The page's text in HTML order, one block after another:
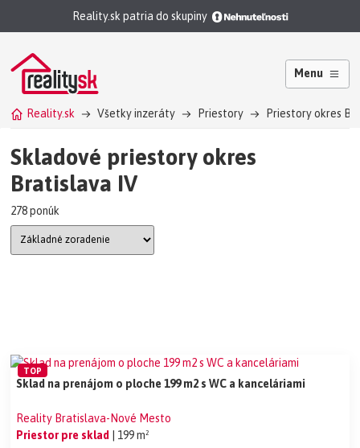
Reality.sk patria do skupiny
Menu
Reality.sk Všetky inzeráty Priestory Priestory okres
Skladové priestory okres
Bratislava IV
278 ponúk
Sklad na prenájom o ploche 199 m2 s WC a kanceláriami
Reality Bratislava-Nové Mesto
Priestor pre sklad
| 199 m²
TOP